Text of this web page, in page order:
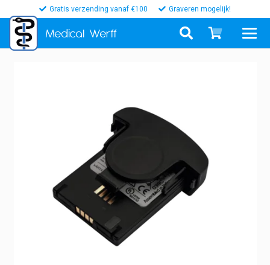
Gratis verzending vanaf €100 Graveren mogelijk!
Medical Werff